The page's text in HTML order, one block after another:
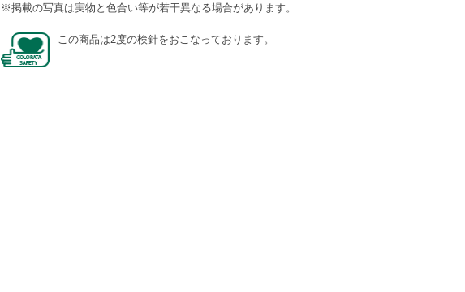
※掲載の写真は実物と色合い等が若干異なる場合があります。
この商品は2度の検針をおこなっております。